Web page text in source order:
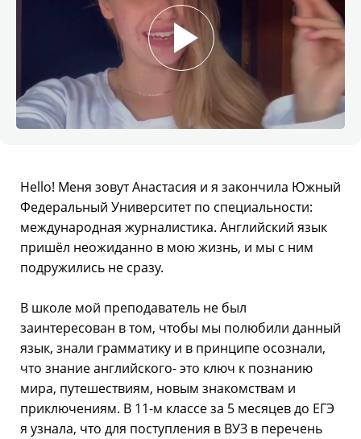
Hello! Меня зовут Анастасия и я закончила Южный
Федеральный Университет по специальности:
международная журналистика. Английский язык
пришёл неожиданно в мою жизнь, и мы с ним
подружились не сразу.
В школе мой преподаватель не был
заинтересован в том, чтобы мы полюбили данный
язык, знали грамматику и в принципе осознали,
что знание английского- это ключ к познанию
мира, путешествиям, новым знакомствам и
приключениям. В 11-м классе за 5 месяцев до ЕГЭ
я узнала, что для поступления в ВУЗ в перечень